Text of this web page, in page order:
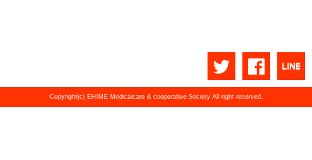
Copyright(c) EHIME Medicalcare & cooperative Society All right reserved.